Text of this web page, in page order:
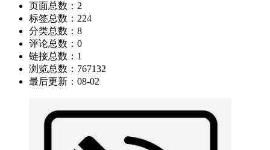
页面总数： 2
标签总数： 224
分类总数： 8
评论总数： 0
链接总数： 1
浏览总数： 767132
最后更新： 08-02